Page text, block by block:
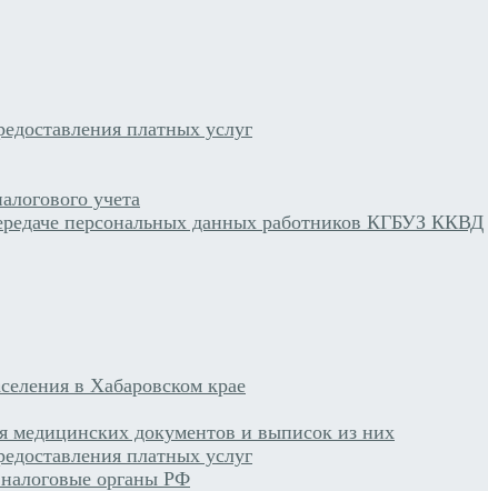
платных услуг
учета
персональных данных работников КГБУЗ ККВД
в Хабаровском крае
медицинских документов и выписок из них
платных услуг
органы РФ